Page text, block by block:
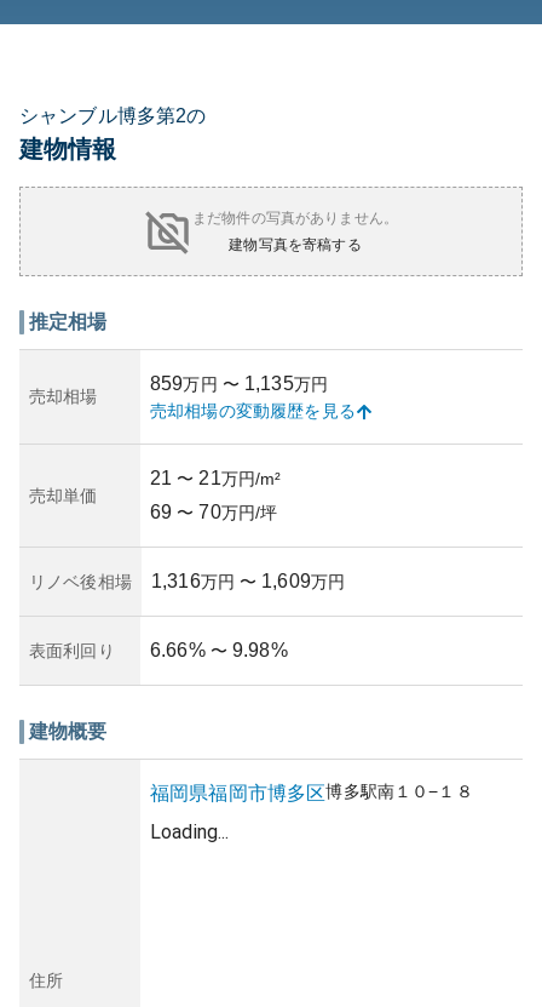
シャンブル博多第2の
建物情報
まだ物件の写真がありません。
建物写真を寄稿する
推定相場
売却相場
859万円 〜 1,135万円
売却相場の変動履歴を見る
売却単価
21 〜 21万円/m²
69 〜 70万円/坪
リノベ後相場 1,316万円 〜 1,609万円
表面利回り 6.66% 〜 9.98%
建物概要
住所
福岡県福岡市博多区博多駅南１０−１８
Loading...